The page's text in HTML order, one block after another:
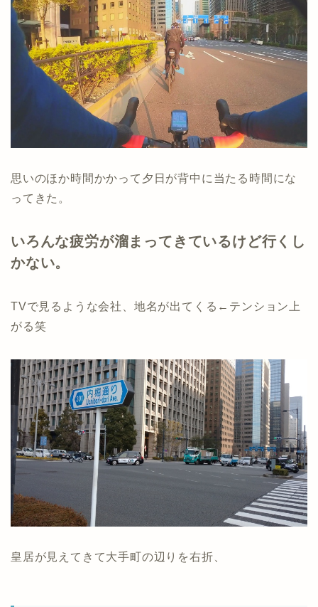
思いのほか時間かかって夕日が背中に当たる時間にな
ってきた。
いろんな疲労が溜まってきているけど行くし
かない。
TVで見るような会社、地名が出てくる←テンション上
がる笑
皇居が見えてきて大手町の辺りを右折、